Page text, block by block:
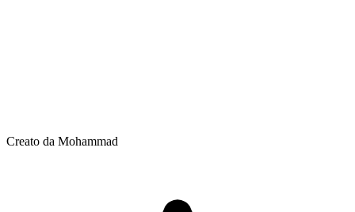
Creato da Mohammad